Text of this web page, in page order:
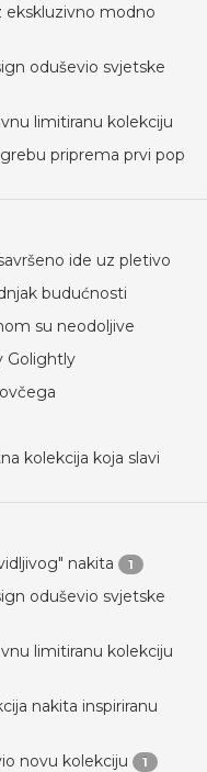
ekskluzivno modno
oduševio svjetske
limitiranu kolekciju
priprema prvi pop
ide uz pletivo
budućnosti
su neodoljive
Golightly
kolekcija koja slavi
nakita 1
oduševio svjetske
limitiranu kolekciju
nakita inspiriranu
novu kolekciju 1